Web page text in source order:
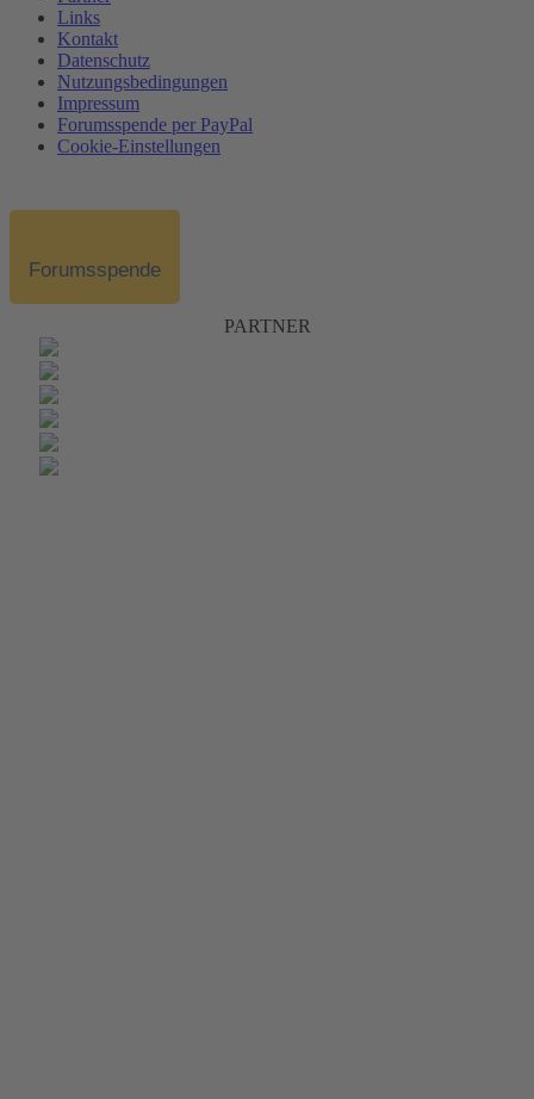
Links
Kontakt
Datenschutz
Nutzungsbedingungen
Impressum
Forumsspende per PayPal
Cookie-Einstellungen
Forumsspende
PARTNER